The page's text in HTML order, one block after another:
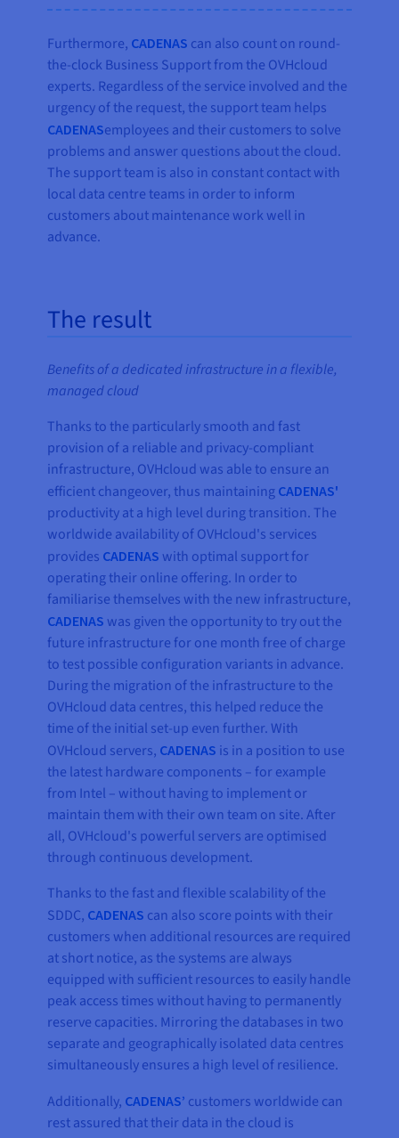
Furthermore, CADENAS can also count on round-
the-clock Business Support from the OVHcloud
experts. Regardless of the service involved and the
urgency of the request, the support team helps
CADENASemployees and their customers to solve
problems and answer questions about the cloud.
The support team is also in constant contact with
local data centre teams in order to inform
customers about maintenance work well in
advance.
The result
Benefits of a dedicated infrastructure in a flexible,
managed cloud
Thanks to the particularly smooth and fast
provision of a reliable and privacy-compliant
infrastructure, OVHcloud was able to ensure an
efficient changeover, thus maintaining CADENAS'
productivity at a high level during transition. The
worldwide availability of OVHcloud's services
provides CADENAS with optimal support for
operating their online offering. In order to
familiarise themselves with the new infrastructure,
CADENAS was given the opportunity to try out the
future infrastructure for one month free of charge
to test possible configuration variants in advance.
During the migration of the infrastructure to the
OVHcloud data centres, this helped reduce the
time of the initial set-up even further. With
OVHcloud servers, CADENAS is in a position to use
the latest hardware components – for example
from Intel – without having to implement or
maintain them with their own team on site. After
all, OVHcloud's powerful servers are optimised
through continuous development.
Thanks to the fast and flexible scalability of the
SDDC, CADENAS can also score points with their
customers when additional resources are required
at short notice, as the systems are always
equipped with sufficient resources to easily handle
peak access times without having to permanently
reserve capacities. Mirroring the databases in two
separate and geographically isolated data centres
simultaneously ensures a high level of resilience.
Additionally, CADENAS’ customers worldwide can
rest assured that their data in the cloud is